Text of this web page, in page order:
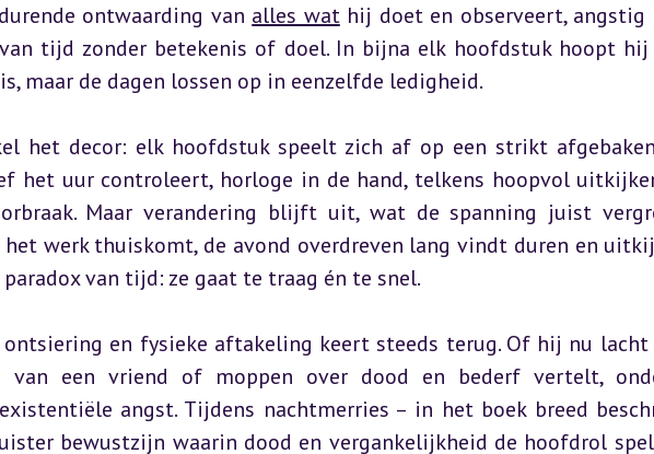
ontwaarding van alles wat hij doet en observeert, angstig
tijd zonder betekenis of doel. In bijna elk hoofdstuk hoopt hij
maar de dagen lossen op in eenzelfde ledigheid.
het decor: elk hoofdstuk speelt zich af op een strikt
het uur controleert, horloge in de hand, telkens hoopvol
Maar verandering blijft uit, wat de spanning juist
werk thuiskomt, de avond overdreven lang vindt duren en
van tijd: ze gaat te traag én te snel.
ontsiering en fysieke aftakeling keert steeds terug. Of hij nu
van een vriend of moppen over dood en bederf vertelt,
angst. Tijdens nachtmerries – in het boek breed
bewustzijn waarin dood en vergankelijkheid de hoofdrol